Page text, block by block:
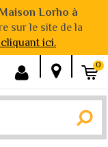
Lorho à
sur le site de la
cliquant ici.
0